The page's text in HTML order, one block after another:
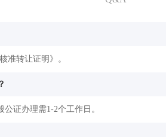
准转让证明》。
证办理需1-2个工作日。